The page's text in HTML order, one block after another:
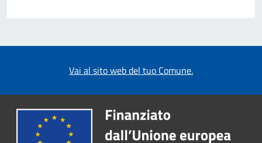
Vai al sito web del tuo Comune.